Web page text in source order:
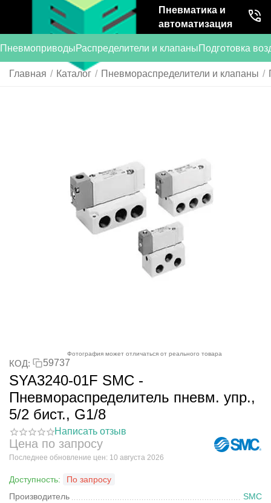
Пневматика и
автоматизация
ПневмоприводыРаспределители и клапаныПодготовка
Главная / Каталог / Пневмораспределители и клапаны /
Фотография может отличаться от реального товара
КОД: 59737
SYA3240-01F SMC -
Пневмораспределитель пневм. упр.,
5/2 бист., G1/8
Написать отзыв
Цена по запросу
Последнее обновление цен: 10 августа 2026
Доступность:
По запросу
Производитель
SMC